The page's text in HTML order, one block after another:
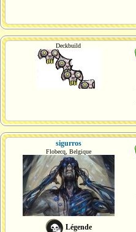
Deckbuild
sigurros
Flobecq, Belgique
Légende